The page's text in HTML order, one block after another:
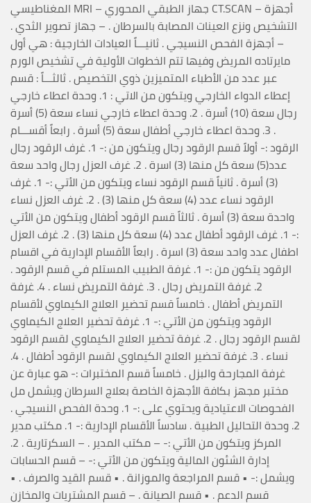
المغناطيسي MRI – جهاز الطبقي المحوري CT.SCAN – أجهزة
التشخيص ونزع العينات المصابة بالسرطان . – جهاز تصوير الثدي .
– أجهزة الفحص النسيجي . ثانيـــاً العيادات الخارجية : هي أول
مايرتاده المريض وفيها تتم الخطوات الأولية في تشخيص الورم
عبر عدد من الأطباء المتميزين ذوي التخصيص . ثالثـــاً : قسم
إعطاء الدواء الخارجي ويتكون من الاتي : 1. وحدة اعطاء خارجي
رجال سعة (10) أسرة . 2. وحدة اعطاء خارجي نساء سعة (5) أسرة
. 3. وحدة اعطاء خارجي أطفال سعة (5) أسرة . رابعاً أقســـام
الرقود :- أولاً قسم الرقود رجال ويتكون من :- 1. غرف الرقود رجال
عدد(5) سعة كل منها (3) اسرة . 2. غرف العزل رجال واحد سعة
(3) أسرة . ثانياً قسم الرقود نساء ويتكون من الأتي :- 1. غرف
الرقود نساء عدد (4) سعة كل منها (3) . 2. غرف العزل نساء
واحدة سعة (3) أسرة . ثالثاً قسم الرقود أطفال ويتكون من الأتي
:- 1. غرف الرقود أطفال عدد (4) سعة كل منها (3) . 2. غرف العزل
اطفال عدد واحد سعة (3) اسرة . رابعاً الأقسام الإدارية في اقسام
الرقود يتكون من :- 1. غرفة الطبيب المستلم في قسم الرقود .
2. غرفة التمريض رجال . 3. غرفة التمريض نساء . 4. غرفة
التمريض أطفال . خامساً قسم تحضير العلاج الكيماوي لأقسام
الرقود ويتكون من الأتي :- 1. غرفة تحضير العلاج الكيماوي
لقسم الرقود رجال . 2. غرفة تحضير العلاج الكيماوي لقسم الرقود
نساء . 3. غرفة تحضير العلاج الكيماوي لقسم الرقود أطفال . 4.
غرفة المجارحة والبزل . خامساً قسم المختبرات :- هو عبارة عن
مختبر مجهز بكافة الأجهزة الخاصة بعلاج السرطان ويشمل مل
الفحوصات الاعتيادية ويحتوي على :- 1. وحدة الفحص النسيجي .
2. وحدة التحاليل الطبية . سادساً الأقسام الإدارية :- 1. مكتب مدير
المركز ويتكون من الأتي :- – مكتب المدير . – السكرتارية . 2.
إدارة الشئون المالية ويتكون من الأتي :- – قسم الحسابات
ويشمل :- • قسم المراجعة والموزانة . • قسم القيد والصرف . •
قسم الدعم . • قسم الصيانة . – قسم المشتريات والمخازن